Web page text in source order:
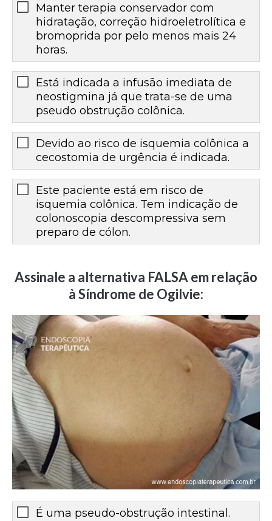
Manter terapia conservador com
hidratação, correção hidroeletrolítica e
bromoprida por pelo menos mais 24
horas.
Está indicada a infusão imediata de
neostigmina já que trata-se de uma
pseudo obstrução colônica.
Devido ao risco de isquemia colônica a
cecostomia de urgência é indicada.
Este paciente está em risco de
isquemia colônica. Tem indicação de
colonoscopia descompressiva sem
preparo de cólon.
Assinale a alternativa FALSA em relação
à Síndrome de Ogilvie:
É uma pseudo-obstrução intestinal.